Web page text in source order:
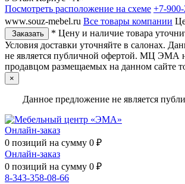
Посмотреть расположение на схеме +7-
www.souz-mebel.ru Все товары компании
Заказать
* Цену и наличие товара
Условия доставки уточняйте в салонах.
не является публичной офертой. МЦ ЭМА
продавцом размещаемых на данном сайте
×
Данное предложение не является
Онлайн-заказ
0 позиций на сумму 0 ₽
Онлайн-заказ
0 позиций на сумму 0 ₽
8-343-358-08-66